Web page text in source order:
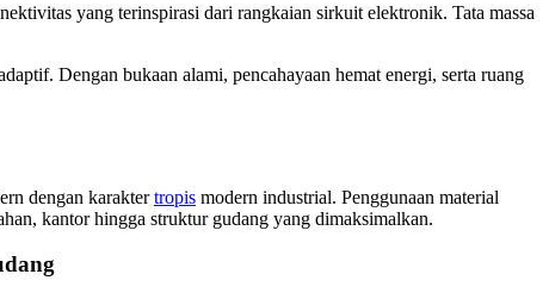
yang terinspirasi dari rangkaian sirkuit elektronik. Tata massa
Dengan bukaan alami, pencahayaan hemat energi, serta ruang
dengan karaktertropis modern industrial. Penggunaan material
kantor hingga struktur gudang yang dimaksimalkan.